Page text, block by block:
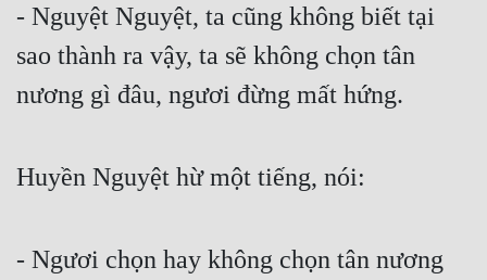
- Nguyệt Nguyệt, ta cũng không biết tại
sao thành ra vậy, ta sẽ không chọn tân
nương gì đâu, ngươi đừng mất hứng.
Huyền Nguyệt hừ một tiếng, nói:
- Ngươi chọn hay không chọn tân nương